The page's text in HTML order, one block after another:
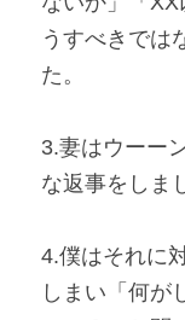
うすべきでは
た。
3.妻はウーー
な返事をしま
4.僕はそれに
しまい「何が